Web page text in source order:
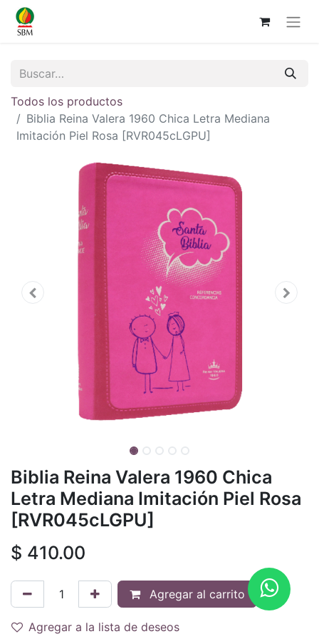
Todos los productos
Biblia Reina Valera 1960 Chica Letra Mediana
Imitación Piel Rosa [RVR045cLGPU]
Biblia Reina Valera 1960 Chica
Letra Mediana Imitación Piel Rosa
[RVR045cLGPU]
$ 410.00
Agregar al carrito
Agregar a la lista de deseos